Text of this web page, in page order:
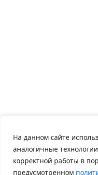
На данном сайте
аналогичные
корректной работы в
предусмотренном